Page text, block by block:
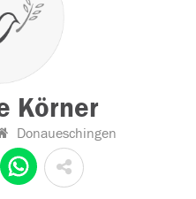
Körner
Donaueschingen